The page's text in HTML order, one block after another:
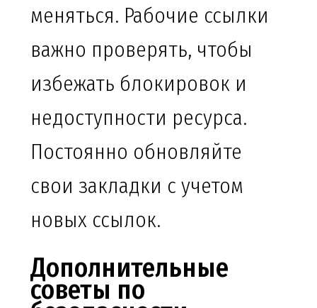
меняться. Рабочие ссылки
важно проверять, чтобы
избежать блокировок и
недоступности ресурса.
Постоянно обновляйте
свои закладки с учетом
новых ссылок.
Дополнительные
советы по